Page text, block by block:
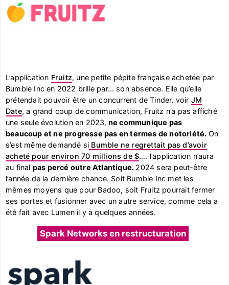
L’application Fruitz, une petite pépite française achetée par
Bumble Inc en 2022 brille par… son absence. Elle qu’elle
prétendait pouvoir être un concurrent de Tinder, voir JM
Date, a grand coup de communication, Fruitz n’a pas affiché
une seule évolution en 2023, ne communique pas
beaucoup et ne progresse pas en termes de notoriété. On
s’est même demandé si Bumble ne regrettait pas d’avoir
acheté pour environ 70 millions de $…. l’application n’aura
au final pas percé outre Atlantique. 2024 sera peut-être
l’année de la dernière chance. Soit Bumble Inc met les
mêmes moyens que pour Badoo, soit Fruitz pourrait fermer
ses portes et fusionner avec un autre service, comme cela a
été fait avec Lumen il y a quelques années.
Spark Networks en restructuration